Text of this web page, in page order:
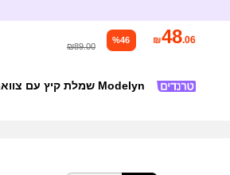
₪48.06
%46
₪89.00
Modelyn שמלת קיץ עם צווארון מרובע והדפס פרפר לנשים